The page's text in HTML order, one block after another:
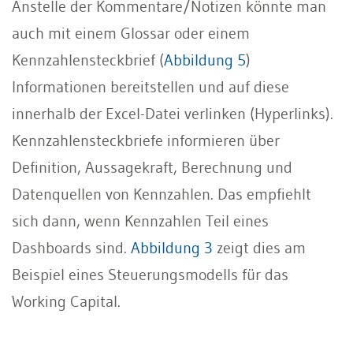
Anstelle der Kommentare/Notizen könnte man
auch mit einem Glossar oder einem
Kennzahlensteckbrief (Abbildung 5)
Informationen bereitstellen und auf diese
innerhalb der Excel-Datei verlinken (Hyperlinks).
Kennzahlensteckbriefe informieren über
Definition, Aussagekraft, Berechnung und
Datenquellen von Kennzahlen. Das empfiehlt
sich dann, wenn Kennzahlen Teil eines
Dashboards sind. Abbildung 3 zeigt dies am
Beispiel eines Steuerungsmodells für das
Working Capital.